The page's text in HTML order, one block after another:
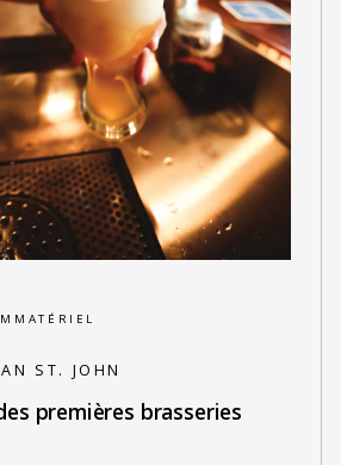
ST. JOHN
premières brasseries